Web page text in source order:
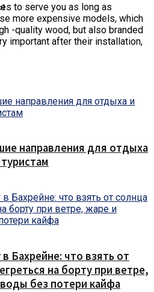
to serve you as long as
more expensive models, which
-quality wood, but also branded
important after their installation,
направления для отдыха
Бахрейне: что взять от
на борту при ветре,
без потери кайфа